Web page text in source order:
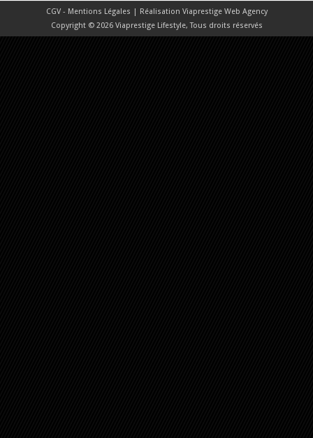
CGV - Mentions Légales | Réalisation Viaprestige Web Agency
Copyright © 2026 Viaprestige Lifestyle, Tous droits réservés